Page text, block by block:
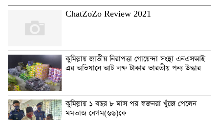
ChatZoZo Review 2021
কুমিল্লায় জাতীয় নিরাপত্তা গোয়েন্দা সংস্থা এনএসআই
এর অভিযানে আট লক্ষ টাকার ভারতীয় পন্য উদ্ধার
কুমিল্লায় ১ বছর ৮ মাস পর স্বজনরা খুঁজে পেলেন
মমতাজ বেগম(৬৬)কে